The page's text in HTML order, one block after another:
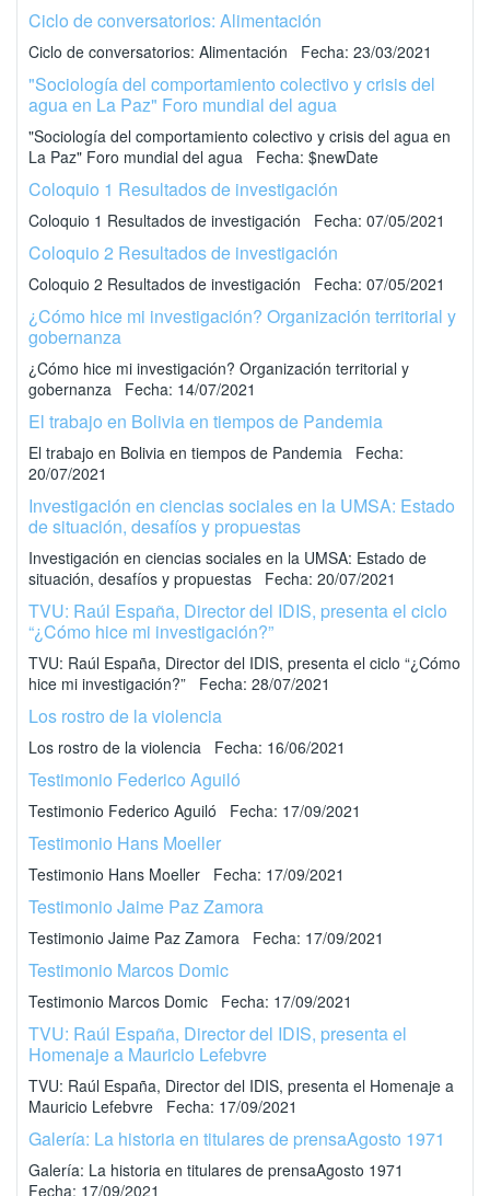
Ciclo de conversatorios: Alimentación
Ciclo de conversatorios: Alimentación Fecha: 23/03/2021
"Sociología del comportamiento colectivo y crisis del
agua en La Paz" Foro mundial del agua
"Sociología del comportamiento colectivo y crisis del agua en
La Paz" Foro mundial del agua Fecha: $newDate
Coloquio 1 Resultados de investigación
Coloquio 1 Resultados de investigación Fecha: 07/05/2021
Coloquio 2 Resultados de investigación
Coloquio 2 Resultados de investigación Fecha: 07/05/2021
¿Cómo hice mi investigación? Organización territorial y
gobernanza
¿Cómo hice mi investigación? Organización territorial y
gobernanza Fecha: 14/07/2021
El trabajo en Bolivia en tiempos de Pandemia
El trabajo en Bolivia en tiempos de Pandemia Fecha:
20/07/2021
Investigación en ciencias sociales en la UMSA: Estado
de situación, desafíos y propuestas
Investigación en ciencias sociales en la UMSA: Estado de
situación, desafíos y propuestas Fecha: 20/07/2021
TVU: Raúl España, Director del IDIS, presenta el ciclo
“¿Cómo hice mi investigación?”
TVU: Raúl España, Director del IDIS, presenta el ciclo “¿Cómo
hice mi investigación?” Fecha: 28/07/2021
Los rostro de la violencia
Los rostro de la violencia Fecha: 16/06/2021
Testimonio Federico Aguiló
Testimonio Federico Aguiló Fecha: 17/09/2021
Testimonio Hans Moeller
Testimonio Hans Moeller Fecha: 17/09/2021
Testimonio Jaime Paz Zamora
Testimonio Jaime Paz Zamora Fecha: 17/09/2021
Testimonio Marcos Domic
Testimonio Marcos Domic Fecha: 17/09/2021
TVU: Raúl España, Director del IDIS, presenta el
Homenaje a Mauricio Lefebvre
TVU: Raúl España, Director del IDIS, presenta el Homenaje a
Mauricio Lefebvre Fecha: 17/09/2021
Galería: La historia en titulares de prensaAgosto 1971
Galería: La historia en titulares de prensaAgosto 1971
Fecha: 17/09/2021